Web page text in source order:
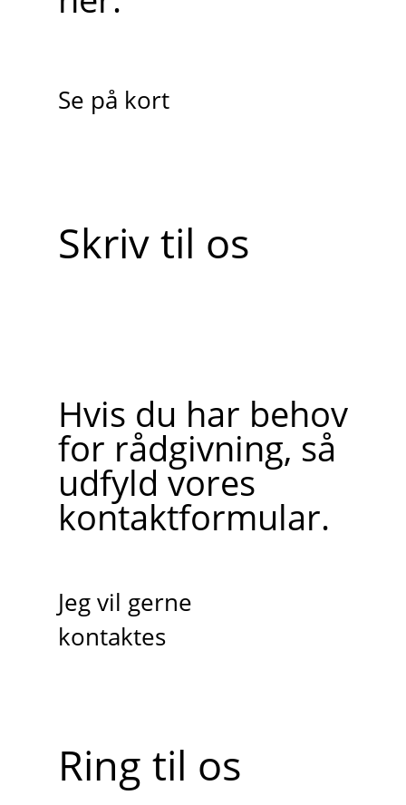
Se på kort
Skriv til os
Hvis du har behov
for rådgivning, så
udfyld vores
kontaktformular.
Jeg vil gerne
kontaktes
Ring til os